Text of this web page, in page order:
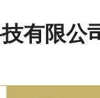
有限公